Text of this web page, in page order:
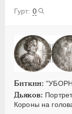
0
Биткин:
Дьяков:
Короны на